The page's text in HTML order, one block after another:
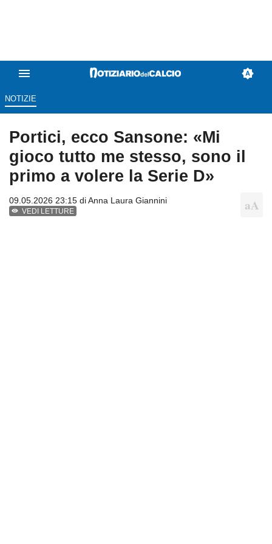
NOTIZIE
Portici, ecco Sansone: «Mi
gioco tutto me stesso, sono il
primo a volere la Serie D»
09.05.2026 23:15 diAnna Laura Giannini
VEDI LETTURE